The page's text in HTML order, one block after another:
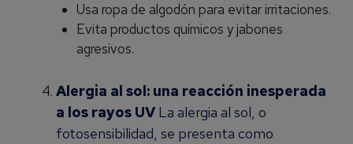
Usa ropa de algodón para evitar irritaciones.
Evita productos químicos y jabones
agresivos.
Alergia al sol: una reacción inesperada
a los rayos UV La alergia al sol, o
fotosensibilidad, se presenta como